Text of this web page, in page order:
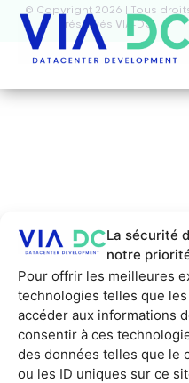
La sécurité
notre
Pour offrir les meilleures
technologies telles que
accéder aux informations
consentir à ces
des données telles que le
ou les ID uniques sur ce
© Copyright 2026 | Tous
réservés VIA-DC